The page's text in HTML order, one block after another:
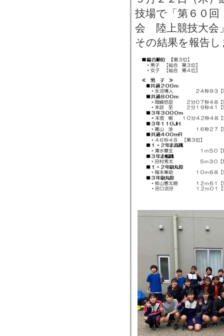
技場で「第６０
会 陸上競技大会
その結果を報告し